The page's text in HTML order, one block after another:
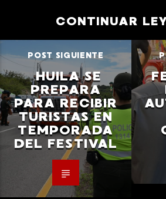
CONTINUAR
POST SIGUIENTE
HUILA SE
PREPARA
PARA RECIBIR
TURISTAS EN
TEMPORADA
DEL FESTIVAL